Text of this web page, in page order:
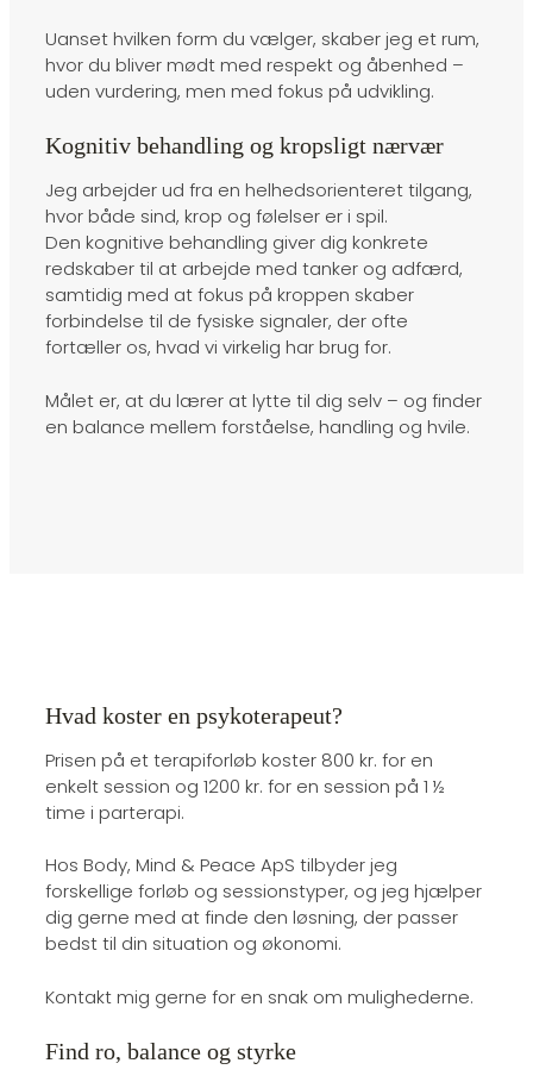
Uanset hvilken form du vælger, skaber jeg et rum,
hvor du bliver mødt med respekt og åbenhed –
uden vurdering, men med fokus på udvikling.
Kognitiv behandling og kropsligt nærvær
Jeg arbejder ud fra en helhedsorienteret tilgang,
hvor både sind, krop og følelser er i spil.
Den kognitive behandling giver dig konkrete
redskaber til at arbejde med tanker og adfærd,
samtidig med at fokus på kroppen skaber
forbindelse til de fysiske signaler, der ofte
fortæller os, hvad vi virkelig har brug for.
Målet er, at du lærer at lytte til dig selv – og finder
en balance mellem forståelse, handling og hvile.
Hvad koster en psykoterapeut?
Prisen på et terapiforløb koster 800 kr. for en
enkelt session og 1200 kr. for en session på 1 ½
time i parterapi.
Hos Body, Mind & Peace ApS tilbyder jeg
forskellige forløb og sessionstyper, og jeg hjælper
dig gerne med at finde den løsning, der passer
bedst til din situation og økonomi.
Kontakt mig gerne for en snak om mulighederne.
Find ro, balance og styrke